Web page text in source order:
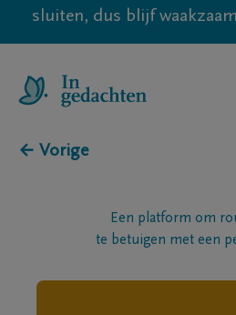
sluiten, dus blijf
← Vorige
Een platform om
te betuigen met een